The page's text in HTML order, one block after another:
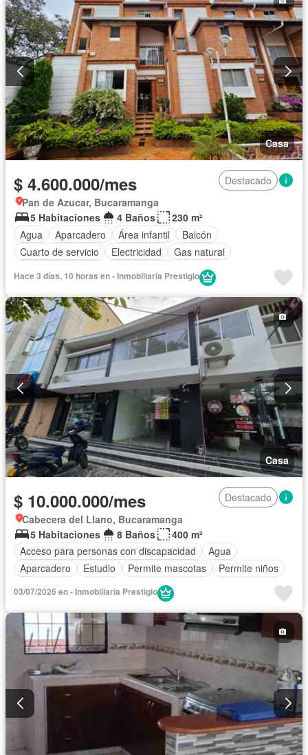
Casa
$ 4.600.000/mes
Destacado
Pan de Azucar, Bucaramanga
5 Habitaciones
4 Baños
230 m²
Agua
Aparcadero Área infantil
Balcón
Cuarto de servicio
Electricidad
Gas natural
Hace 3 días, 10 horas en - Inmobiliaria Prestigio
Casa
$ 10.000.000/mes
Destacado
Cabecera del Llano, Bucaramanga
5 Habitaciones
8 Baños
400 m²
Acceso para personas con discapacidad
Agua
Aparcadero
Estudio Permite mascotas Permite niños
03/07/2026 en - Inmobiliaria Prestigio